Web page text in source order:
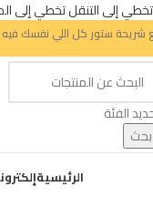
تخطي إلى التنقلتخطي إلى
شريحة ستور كل اللي نفسك فيه
الفئة
بحث
الرئيسية